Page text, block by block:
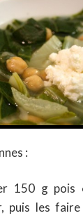
:
150 g pois
puis les